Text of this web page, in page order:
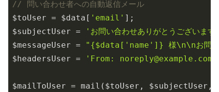
// 問い合わせ者への自動返信メール
$toUser = $data[ 'email' ];
$subjectUser =
'お問い合わせありがとうございま
$messageUser =
"{$data['name']} 様\n\nお問い
$headersUser =
'From: noreply@example.com'
$mailToUser = mail($toUser, $subjectUser,